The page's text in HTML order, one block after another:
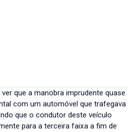
que a manobra imprudente quase
com um automóvel que trafegava
que o condutor deste veículo
para a terceira faixa a fim de